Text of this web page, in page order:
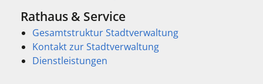
Rathaus & Service
Gesamtstruktur Stadtverwaltung
Kontakt zur Stadtverwaltung
Dienstleistungen